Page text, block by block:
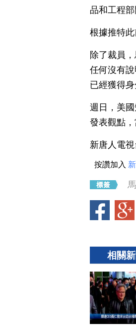
品和工程
根據推特
除了裁員
任何沒有
已經獲得
週日，美
發表觀點，
新唐人電
按讚加入
相關